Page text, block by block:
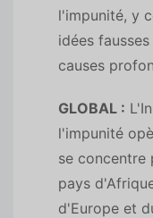
l'impunité, y
idées
causes
GLOBAL :
l'impunité
se concentre
pays
d'Europe et